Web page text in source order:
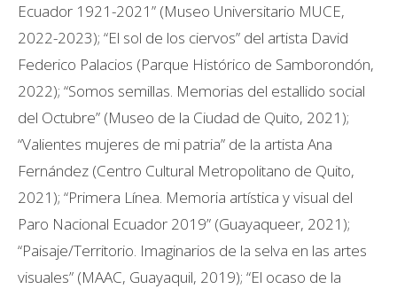
Ecuador 1921-2021” (Museo Universitario MUCE,
2022-2023); “El sol de los ciervos” del artista David
Federico Palacios (Parque Histórico de Samborondón,
2022); “Somos semillas. Memorias del estallido social
del Octubre” (Museo de la Ciudad de Quito, 2021);
“Valientes mujeres de mi patria” de la artista Ana
Fernández (Centro Cultural Metropolitano de Quito,
2021); “Primera Línea. Memoria artística y visual del
Paro Nacional Ecuador 2019” (Guayaqueer, 2021);
“Paisaje/Territorio. Imaginarios de la selva en las artes
visuales” (MAAC, Guayaquil, 2019); “El ocaso de la